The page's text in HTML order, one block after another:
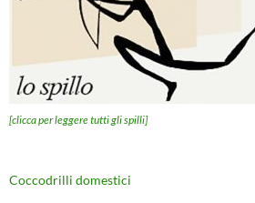
[clicca per leggere tutti gli spilli]
Coccodrilli domestici